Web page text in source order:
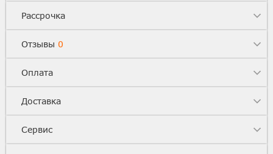
Рассрочка
Отзывы 0
Оплата
Доставка
Сервис